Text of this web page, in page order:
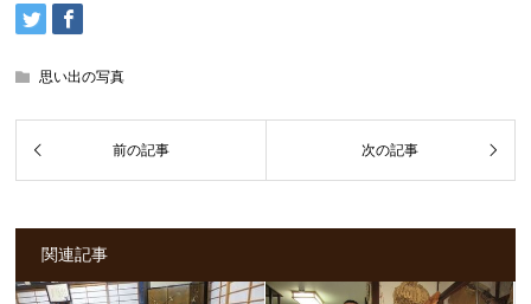
思い出の写真
関連記事